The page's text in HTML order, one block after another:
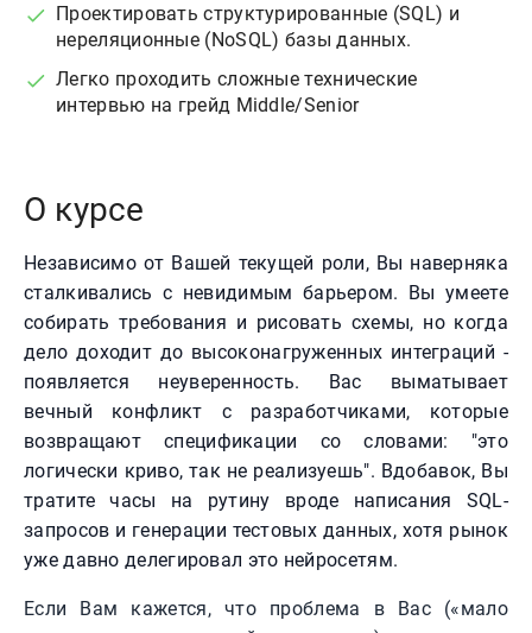
Проектировать структурированные (SQL) и
нереляционные (NoSQL) базы данных.
Легко проходить сложные технические
интервью на грейд Middle/Senior
О курсе
Независимо от Вашей текущей роли, Вы наверняка
сталкивались с невидимым барьером. Вы умеете
собирать требования и рисовать схемы, но когда
дело доходит до высоконагруженных интеграций -
появляется неуверенность. Вас выматывает
вечный конфликт с разработчиками, которые
возвращают спецификации со словами: "это
логически криво, так не реализуешь". Вдобавок, Вы
тратите часы на рутину вроде написания SQL-
запросов и генерации тестовых данных, хотя рынок
уже давно делегировал это нейросетям.
Если Вам кажется, что проблема в Вас («мало